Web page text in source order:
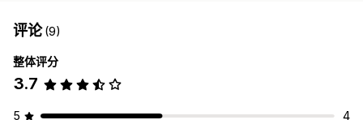
评论(9)
整体评分
3.7
5
4